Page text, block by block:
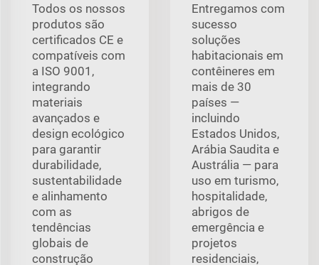
Todos os nossos
produtos são
certificados CE e
compatíveis com
a ISO 9001,
integrando
materiais
avançados e
design ecológico
para garantir
durabilidade,
sustentabilidade
e alinhamento
com as
tendências
globais de
construção
Entregamos com
sucesso
soluções
habitacionais em
contêineres em
mais de 30
países —
incluindo
Estados Unidos,
Arábia Saudita e
Austrália — para
uso em turismo,
hospitalidade,
abrigos de
emergência e
projetos
residenciais,